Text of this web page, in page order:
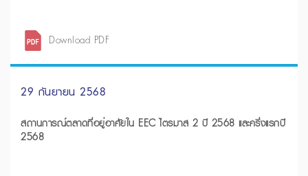
Download PDF
29 กันยายน 2568
สถานการณ์ตลาดที่อยู่อาศัยใน EEC ไตรมาส 2 ปี 2568 และครึ่งแรกปี
2568